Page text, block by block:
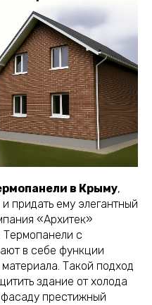
в Крыму,
придать ему элегантный
«Архитек»
Термопанели с
в себе функции
Такой подход
здание от холода
престижный